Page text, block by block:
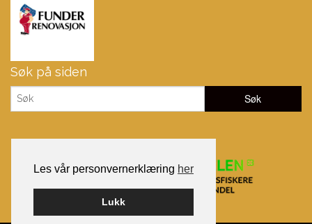
Les vår personvernerklæring her
Lukk
Søk på siden